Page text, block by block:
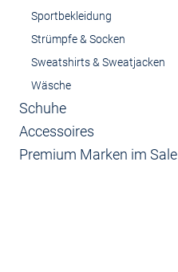
Sportbekleidung
Strümpfe & Socken
Sweatshirts & Sweatjacken
Wäsche
Schuhe
Accessoires
Premium Marken im Sale